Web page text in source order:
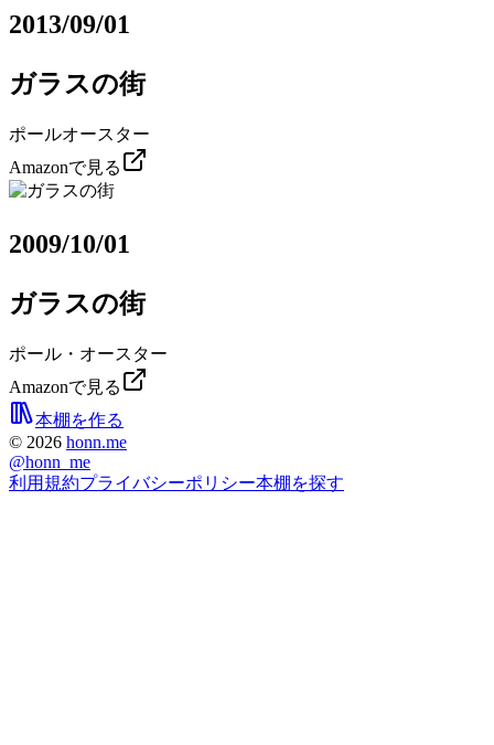
2013/09/01
ガラスの街
ポールオースター
Amazonで見る
2009/10/01
ガラスの街
ポール・オースター
Amazonで見る
本棚を作る
© 2026 honn.me
@honn_me
利用規約プライバシーポリシー本棚を探す